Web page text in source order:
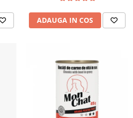
ADAUGA IN COS